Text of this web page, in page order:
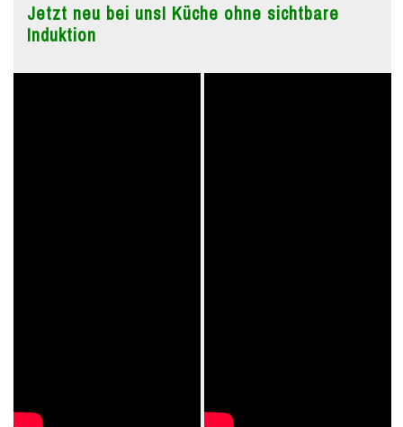
Jetzt neu bei uns! Küche ohne sichtbare
Induktion